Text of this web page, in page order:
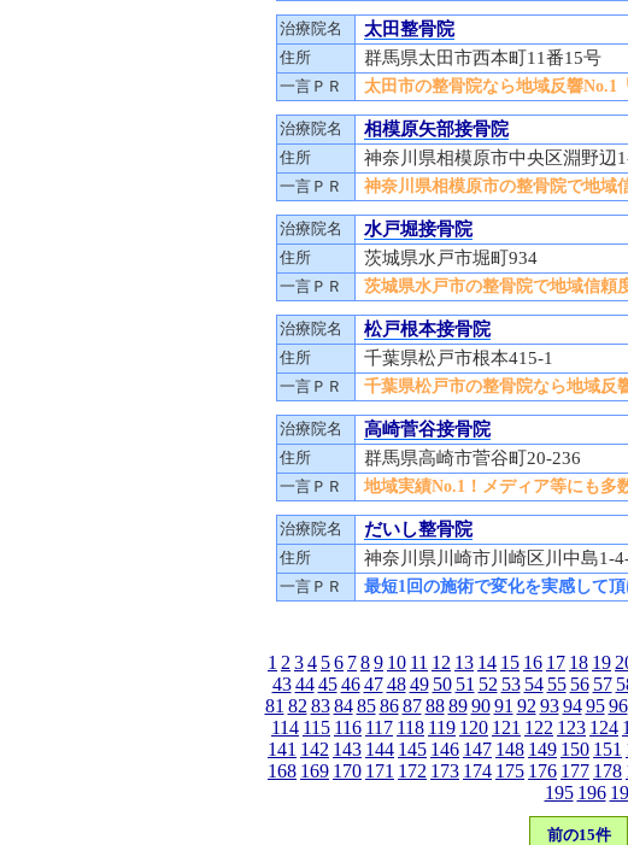
治療院名 太田整骨院
住所 群馬県太田市西本町11番15号
一言ＰＲ 太田市の整骨院なら地域反響No.1
治療院名 相模原矢部接骨院
住所 神奈川県相模原市中央区淵野辺
一言ＰＲ 神奈川県相模原市の整骨院で地域
治療院名 水戸堀接骨院
住所 茨城県水戸市堀町934
一言ＰＲ 茨城県水戸市の整骨院で地域信頼
治療院名 松戸根本接骨院
住所 千葉県松戸市根本415-1
一言ＰＲ 千葉県松戸市の整骨院なら地域反
治療院名 高崎菅谷接骨院
住所 群馬県高崎市菅谷町20-236
一言ＰＲ 地域実績No.1！メディア等にも多
治療院名 だいし整骨院
住所 神奈川県川崎市川崎区川中島1-
一言ＰＲ 最短1回の施術で変化を実感して
1 2 34 56 789 10 11 12 13 14 15 16 17 18 19
43 44 45 46 47 48 49 50 51 52 53 54 55 56 57
81 82 83 84 85 86 87 88 89 90 91 92 93 94 95 96
114 115 116 117 118 119 120 121 122 123 124
141 142 143 144 145 146 147 148 149 150 151
168 169 170 171 172 173 174 175 176 177 178
195 196
前の15件